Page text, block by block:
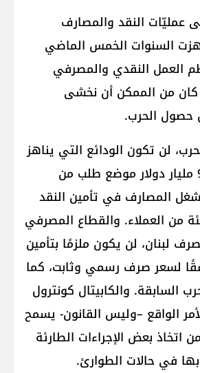
عمليّات النقد والمصارف
السنوات الخمس الماضي
العمل النقدي والمصرفي
كان من الممكن أن نخشى
حصول الحرب.
لن تكون الودائع التي يناهز
حجمها حاليًا الـ90 مليار دولار موضع طلب من
المصارف في تأمين النقد
من العملاء. والقطاع المصرفي
لبنان، لن يكون ملزمًا بتأمين
لسعر صرف رسمي وثابت، كما
السابقة. والكابيتال كونترول
الواقع –وليس القانون- يسمح
اتخاذ بعض الإجراءات الطارئة
في حالات الطوارئ.